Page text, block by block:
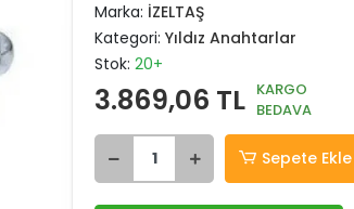
Marka: İZELTAŞ
Kategori: Yıldız Anahtarlar
Stok: 20+
3.869,06 TL KARGO
BEDAVA
Sepete Ekle